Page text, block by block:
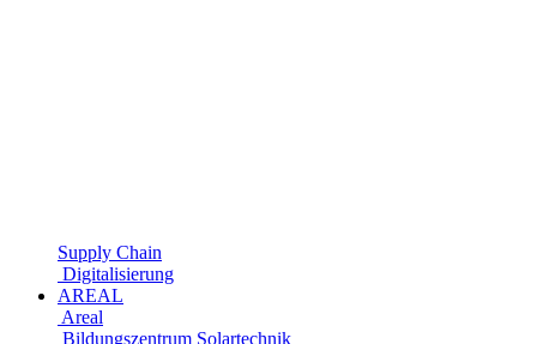
Supply Chain
Digitalisierung
AREAL
Areal
Bildungszentrum Solartechnik